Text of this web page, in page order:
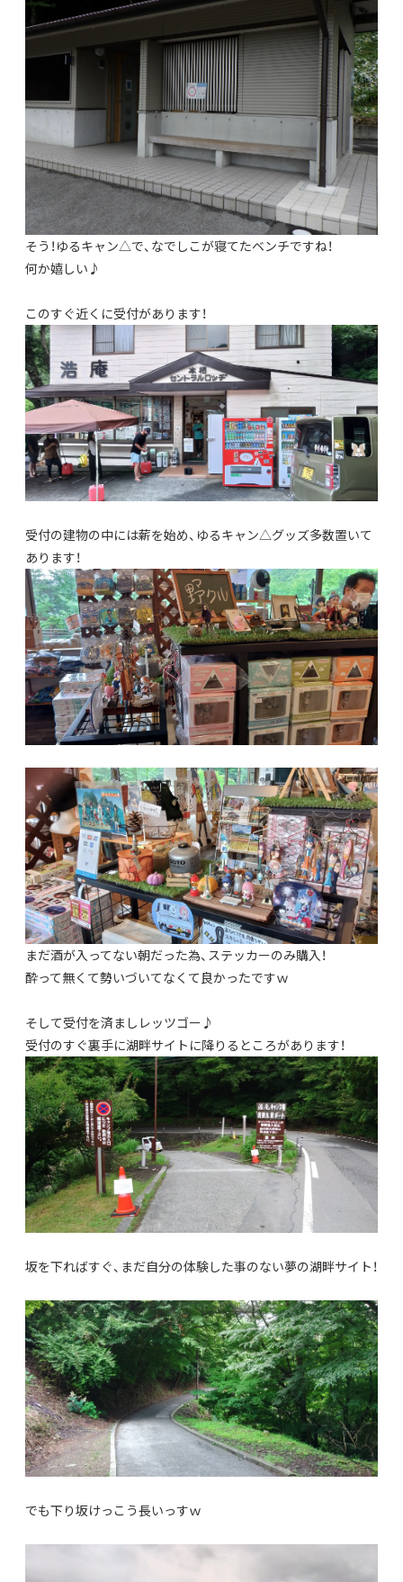
そう！ゆるキャン△で、なでしこが寝てたベンチですね！
何か嬉しい♪
このすぐ近くに受付があります！
受付の建物の中には薪を始め、ゆるキャン△グッズ多数置いて
あります！
まだ酒が入ってない朝だった為、ステッカーのみ購入！
酔って無くて勢いづいてなくて良かったですｗ
そして受付を済ましレッツゴー♪
受付のすぐ裏手に湖畔サイトに降りるところがあります！
坂を下ればすぐ、まだ自分の体験した事のない夢の湖畔サイト！
でも下り坂けっこう長いっすｗ